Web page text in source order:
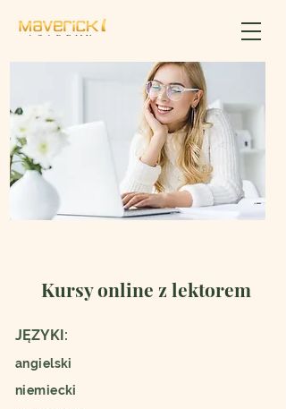
Kursy online z lektorem
JĘZYKI:
angielski
niemiecki